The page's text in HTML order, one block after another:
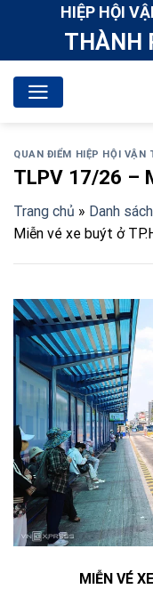
HIỆP HỘI
THÀNH
QUAN ĐIỂM HIỆP HỘI
TLPV 17/26 –
Trang chủ » Danh
Miễn vé xe buýt ở
MIỄN VÉ